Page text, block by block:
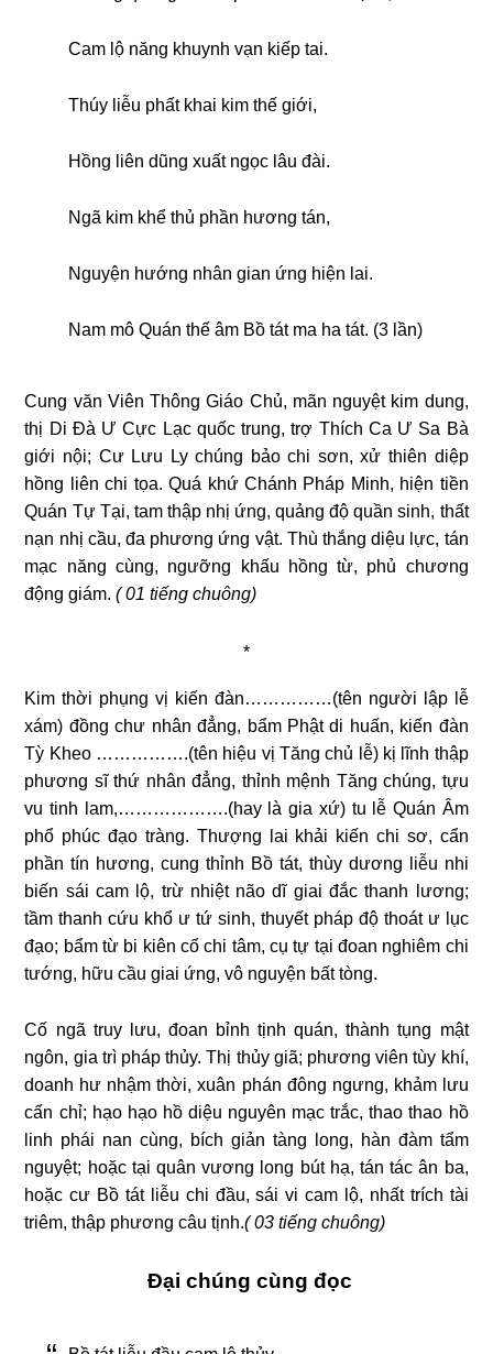
Cam lộ năng khuynh vạn kiếp tai.
Thúy liễu phất khai kim thế giới,
Hồng liên dũng xuất ngọc lâu đài.
Ngã kim khể thủ phần hương tán,
Nguyện hướng nhân gian ứng hiện lai.
Nam mô Quán thế âm Bồ tát ma ha tát. (3 lần)
Cung văn Viên Thông Giáo Chủ, mãn nguyệt kim dung,
thị Di Đà Ư Cực Lạc quốc trung, trợ Thích Ca Ư Sa Bà
giới nội; Cư Lưu Ly chúng bảo chi sơn, xử thiên diệp
hồng liên chi tọa. Quá khứ Chánh Pháp Minh, hiện tiền
Quán Tự Tại, tam thập nhị ứng, quảng độ quần sinh, thất
nạn nhị cầu, đa phương ứng vật. Thù thắng diệu lực, tán
mạc năng cùng, ngưỡng khấu hồng từ, phủ chương
động giám.( 01 tiếng chuông)
*
Kim thời phụng vị kiến đàn……………(tên người lập lễ
xám) đồng chư nhân đẳng, bẩm Phật di huấn, kiến đàn
Tỳ Kheo …………….(tên hiệu vị Tăng chủ lễ) kị lĩnh thập
phương sĩ thứ nhân đẳng, thỉnh mệnh Tăng chúng, tựu
vu tinh lam,……………….(hay là gia xứ) tu lễ Quán Âm
phổ phúc đạo tràng. Thượng lai khải kiến chi sơ, cẩn
phần tín hương, cung thỉnh Bồ tát, thùy dương liễu nhi
biến sái cam lộ, trừ nhiệt não dĩ giai đắc thanh lương;
tầm thanh cứu khổ ư tứ sinh, thuyết pháp độ thoát ư lục
đạo; bẩm từ bi kiên cố chi tâm, cụ tự tại đoan nghiêm chi
tướng, hữu cầu giai ứng, vô nguyện bất tòng.
Cố ngã truy lưu, đoan bỉnh tịnh quán, thành tụng mật
ngôn, gia trì pháp thủy. Thị thủy giã; phương viên tùy khí,
doanh hư nhậm thời, xuân phán đông ngưng, khảm lưu
cấn chỉ; hạo hạo hồ diệu nguyên mạc trắc, thao thao hồ
linh phái nan cùng, bích giản tàng long, hàn đàm tẩm
nguyệt; hoặc tại quân vương long bút hạ, tán tác ân ba,
hoặc cư Bồ tát liễu chi đầu, sái vi cam lộ, nhất trích tài
triêm, thập phương câu tịnh.( 03 tiếng chuông)
Đại chúng cùng đọc